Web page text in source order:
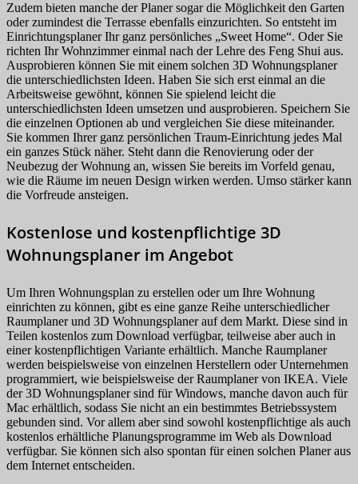
Zudem bieten manche der Planer sogar die Möglichkeit den Garten
oder zumindest die Terrasse ebenfalls einzurichten. So entsteht im
Einrichtungsplaner Ihr ganz persönliches „Sweet Home“. Oder Sie
richten Ihr Wohnzimmer einmal nach der Lehre des Feng Shui aus.
Ausprobieren können Sie mit einem solchen 3D Wohnungsplaner
die unterschiedlichsten Ideen. Haben Sie sich erst einmal an die
Arbeitsweise gewöhnt, können Sie spielend leicht die
unterschiedlichsten Ideen umsetzen und ausprobieren. Speichern Sie
die einzelnen Optionen ab und vergleichen Sie diese miteinander.
Sie kommen Ihrer ganz persönlichen Traum-Einrichtung jedes Mal
ein ganzes Stück näher. Steht dann die Renovierung oder der
Neubezug der Wohnung an, wissen Sie bereits im Vorfeld genau,
wie die Räume im neuen Design wirken werden. Umso stärker kann
die Vorfreude ansteigen.
Kostenlose und kostenpflichtige 3D
Wohnungsplaner im Angebot
Um Ihren Wohnungsplan zu erstellen oder um Ihre Wohnung
einrichten zu können, gibt es eine ganze Reihe unterschiedlicher
Raumplaner und 3D Wohnungsplaner auf dem Markt. Diese sind in
Teilen kostenlos zum Download verfügbar, teilweise aber auch in
einer kostenpflichtigen Variante erhältlich. Manche Raumplaner
werden beispielsweise von einzelnen Herstellern oder Unternehmen
programmiert, wie beispielsweise der Raumplaner von IKEA. Viele
der 3D Wohnungsplaner sind für Windows, manche davon auch für
Mac erhältlich, sodass Sie nicht an ein bestimmtes Betriebssystem
gebunden sind. Vor allem aber sind sowohl kostenpflichtige als auch
kostenlos erhältliche Planungsprogramme im Web als Download
verfügbar. Sie können sich also spontan für einen solchen Planer aus
dem Internet entscheiden.